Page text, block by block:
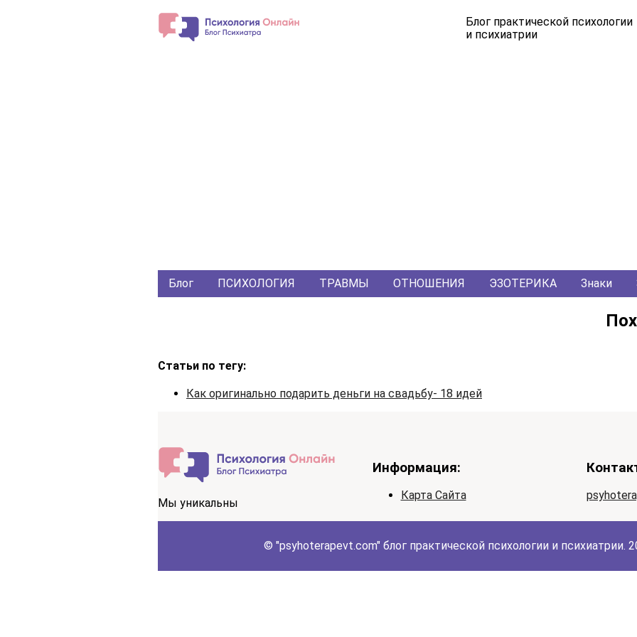
Блог практической психологии
и психиатрии
Блог ПСИХОЛОГИЯ ТРАВМЫ ОТНОШЕНИЯ ЭЗОТЕРИКА Знаки
Статьи по тегу:
Как оригинально подарить деньги на свадьбу- 18 идей
Мы уникальны
Информация:
Карта Сайта
© "psyhoterapevt.com" блог практической психологии и психиатрии.